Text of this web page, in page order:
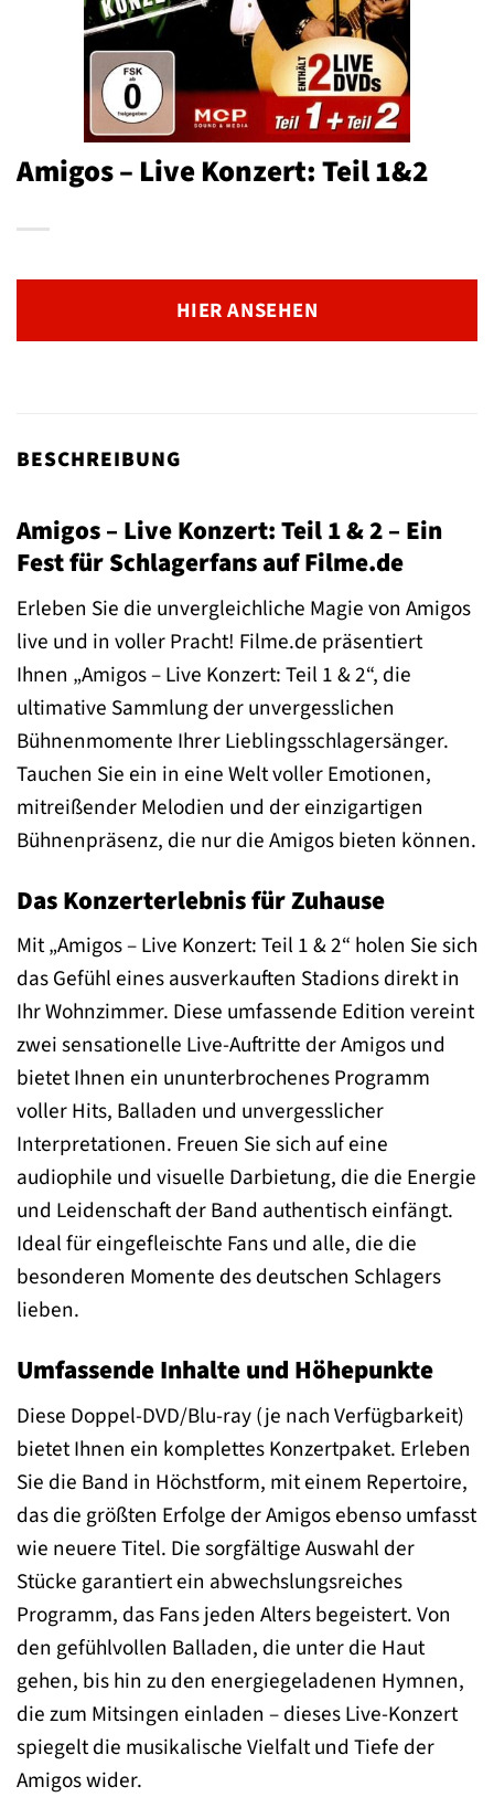
Amigos – Live Konzert: Teil 1&2
HIER ANSEHEN
BESCHREIBUNG
Amigos – Live Konzert: Teil 1 & 2 – Ein
Fest für Schlagerfans auf Filme.de
Erleben Sie die unvergleichliche Magie von Amigos
live und in voller Pracht! Filme.de präsentiert
Ihnen „Amigos – Live Konzert: Teil 1 & 2“, die
ultimative Sammlung der unvergesslichen
Bühnenmomente Ihrer Lieblingsschlagersänger.
Tauchen Sie ein in eine Welt voller Emotionen,
mitreißender Melodien und der einzigartigen
Bühnenpräsenz, die nur die Amigos bieten können.
Das Konzerterlebnis für Zuhause
Mit „Amigos – Live Konzert: Teil 1 & 2“ holen Sie sich
das Gefühl eines ausverkauften Stadions direkt in
Ihr Wohnzimmer. Diese umfassende Edition vereint
zwei sensationelle Live-Auftritte der Amigos und
bietet Ihnen ein ununterbrochenes Programm
voller Hits, Balladen und unvergesslicher
Interpretationen. Freuen Sie sich auf eine
audiophile und visuelle Darbietung, die die Energie
und Leidenschaft der Band authentisch einfängt.
Ideal für eingefleischte Fans und alle, die die
besonderen Momente des deutschen Schlagers
lieben.
Umfassende Inhalte und Höhepunkte
Diese Doppel-DVD/Blu-ray (je nach Verfügbarkeit)
bietet Ihnen ein komplettes Konzertpaket. Erleben
Sie die Band in Höchstform, mit einem Repertoire,
das die größten Erfolge der Amigos ebenso umfasst
wie neuere Titel. Die sorgfältige Auswahl der
Stücke garantiert ein abwechslungsreiches
Programm, das Fans jeden Alters begeistert. Von
den gefühlvollen Balladen, die unter die Haut
gehen, bis hin zu den energiegeladenen Hymnen,
die zum Mitsingen einladen – dieses Live-Konzert
spiegelt die musikalische Vielfalt und Tiefe der
Amigos wider.